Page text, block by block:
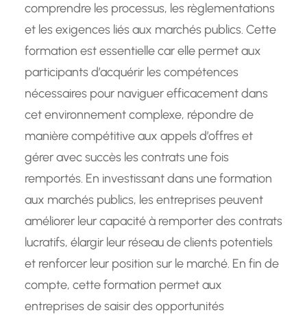
comprendre les processus, les règlementations
et les exigences liés aux marchés publics. Cette
formation est essentielle car elle permet aux
participants d’acquérir les compétences
nécessaires pour naviguer efficacement dans
cet environnement complexe, répondre de
manière compétitive aux appels d’offres et
gérer avec succès les contrats une fois
remportés. En investissant dans une formation
aux marchés publics, les entreprises peuvent
améliorer leur capacité à remporter des contrats
lucratifs, élargir leur réseau de clients potentiels
et renforcer leur position sur le marché. En fin de
compte, cette formation permet aux
entreprises de saisir des opportunités